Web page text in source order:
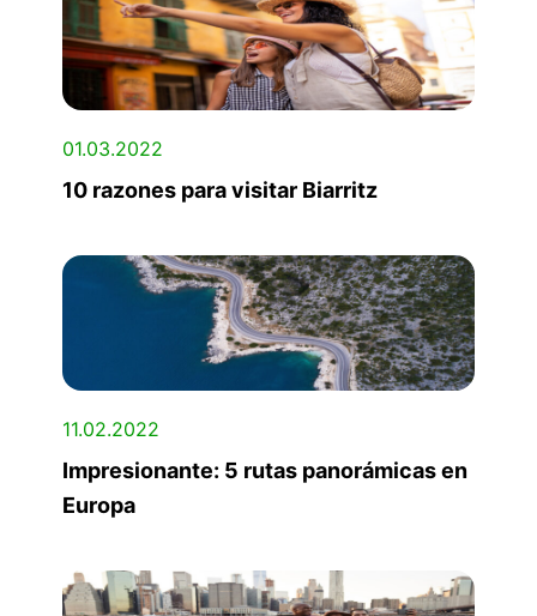
01.03.2022
10 razones para visitar Biarritz
11.02.2022
Impresionante: 5 rutas panorámicas en
Europa